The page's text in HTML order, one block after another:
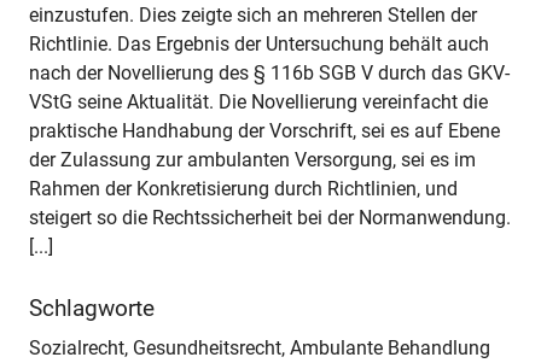
einzustufen. Dies zeigte sich an mehreren Stellen der
Richtlinie. Das Ergebnis der Untersuchung behält auch
nach der Novellierung des § 116b SGB V durch das GKV-
VStG seine Aktualität. Die Novellierung vereinfacht die
praktische Handhabung der Vorschrift, sei es auf Ebene
der Zulassung zur ambulanten Versorgung, sei es im
Rahmen der Konkretisierung durch Richtlinien, und
steigert so die Rechtssicherheit bei der Normanwendung.
[...]
Schlagworte
Sozialrecht, Gesundheitsrecht, Ambulante Behandlung